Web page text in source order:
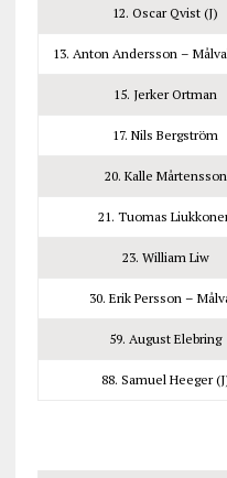
12. Oscar Qvist (J)
13. Anton Andersson –
15. Jerker Ortman
17. Nils Bergström
20. Kalle Mårtensson
21. Tuomas
23. William Liw
30. Erik Persson –
59. August Elebring
88. Samuel Heeger